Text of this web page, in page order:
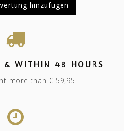
hinzufügen
& WITHIN 48 HOURS
more than € 59,95